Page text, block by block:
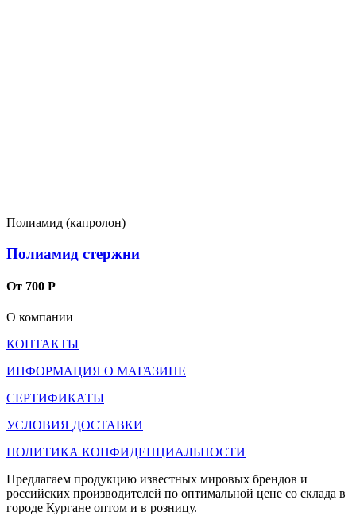
Полиамид (капролон)
Полиамид стержни
От 700 Р
О компании
КОНТАКТЫ
ИНФОРМАЦИЯ О МАГАЗИНЕ
СЕРТИФИКАТЫ
УСЛОВИЯ ДОСТАВКИ
ПОЛИТИКА КОНФИДЕНЦИАЛЬНОСТИ
Предлагаем продукцию известных мировых брендов и
российских производителей по оптимальной цене со склада в
городе Кургане оптом и в розницу.